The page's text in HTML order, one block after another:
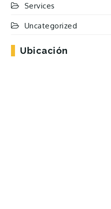
Services
Uncategorized
Ubicación